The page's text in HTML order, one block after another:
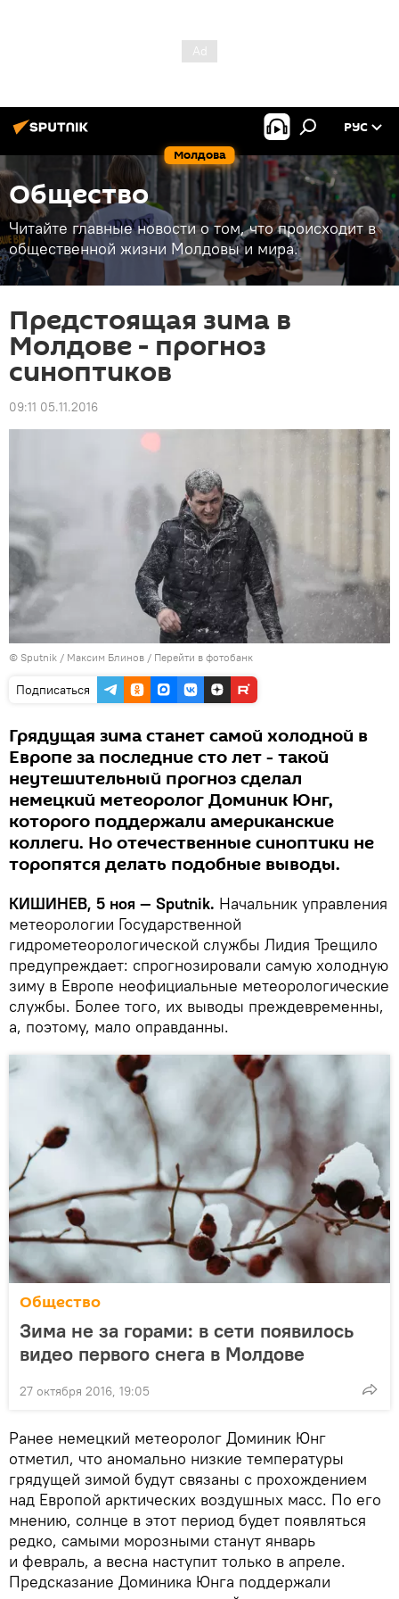
Молдова
РУС
Общество
Читайте главные новости о том, что происходит в
общественной жизни Молдовы и мира.
Предстоящая зима в
Молдове - прогноз
синоптиков
09:11 05.11.2016
© Sputnik / Максим Блинов / Перейти в фотобанк
Подписаться
Грядущая зима станет самой холодной в
Европе за последние сто лет - такой
неутешительный прогноз сделал
немецкий метеоролог Доминик Юнг,
которого поддержали американские
коллеги. Но отечественные синоптики не
торопятся делать подобные выводы.
КИШИНЕВ, 5 ноя — Sputnik. Начальник управления
метеорологии Государственной
гидрометеорологической службы Лидия Трещило
предупреждает: спрогнозировали самую холодную
зиму в Европе неофициальные метеорологические
службы. Более того, их выводы преждевременны,
а, поэтому, мало оправданны.
Общество
Зима не за горами: в сети появилось
видео первого снега в Молдове
27 октября 2016, 19:05
Ранее немецкий метеоролог Доминик Юнг
отметил, что аномально низкие температуры
грядущей зимой будут связаны с прохождением
над Европой арктических воздушных масс. По его
мнению, солнце в этот период будет появляться
редко, самыми морозными станут январь
и февраль, а весна наступит только в апреле.
Предсказание Доминика Юнга поддержали